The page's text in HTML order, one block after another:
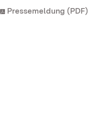
Pressemeldung (PDF)